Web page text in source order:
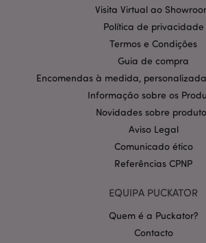
Visita Virtual ao
Política de privacidade
Termos e Condições
Guia de compra
Encomendas à medida,
Informação sobre os
Novidades sobre
Aviso Legal
Comunicado ético
Referências CPNP
EQUIPA PUCKATOR
Quem é a Puckator?
Contacto
funcionalidades centrais do website, tais
de utilizador e gestão de conta. O sítio
estritamente necessários.
CookieScriptConsent